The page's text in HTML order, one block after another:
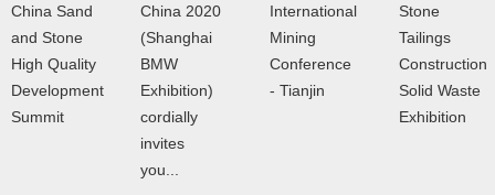
China Sand
and Stone
High Quality
Development
Summit
China 2020
(Shanghai
BMW
Exhibition)
cordially
invites
you...
International
Mining
Conference
- Tianjin
Stone
Tailings
Construction
Solid Waste
Exhibition